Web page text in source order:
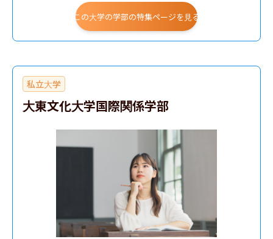
この大学の学部の特集ページを見る
私立大学
大東文化大学国際関係学部